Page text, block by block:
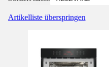
Artikelliste überspringen